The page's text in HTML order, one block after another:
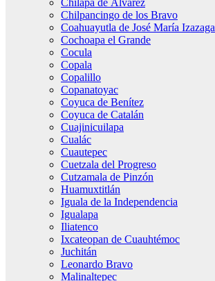
Chilapa de Álvarez
Chilpancingo de los Bravo
Coahuayutla de José María Izazaga
Cochoapa el Grande
Cocula
Copala
Copalillo
Copanatoyac
Coyuca de Benítez
Coyuca de Catalán
Cuajinicuilapa
Cualác
Cuautepec
Cuetzala del Progreso
Cutzamala de Pinzón
Huamuxtitlán
Iguala de la Independencia
Igualapa
Iliatenco
Ixcateopan de Cuauhtémoc
Juchitán
Leonardo Bravo
Malinaltepec